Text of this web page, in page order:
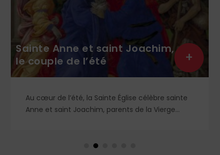
Sainte Anne et saint Joachim,
le couple de l’été
Au cœur de l’été, la Sainte Église célèbre sainte
Anne et saint Joachim, parents de la Vierge
en Orient qu’en Occident, célèbre par sa piété
+